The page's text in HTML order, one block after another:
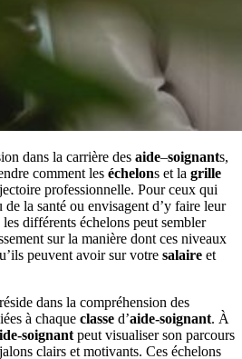
dans la carrière des aide–soignants,
comment les échelons et la grille
professionnelle. Pour ceux qui
la santé ou envisagent d’y faire leur
les différents échelons peut sembler
sur la manière dont ces niveaux
peuvent avoir sur votre salaire et
dans la compréhension des
à chaque classe d’aide-soignant. À
soignant peut visualiser son parcours
clairs et motivants. Ces échelons